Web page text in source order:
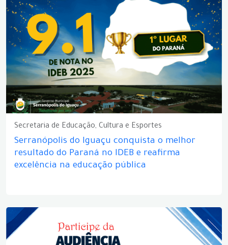
Secretaria de Educação, Cultura e Esportes
Serranópolis do Iguaçu conquista o melhor
resultado do Paraná no IDEB e reafirma
excelência na educação pública